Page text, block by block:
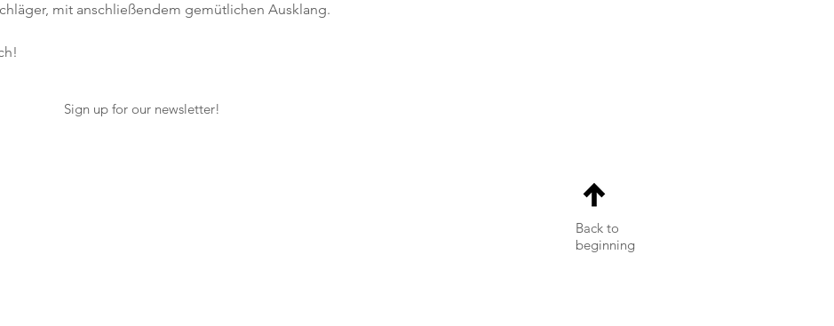
mit anschließendem gemütlichen Ausklang.
Sign up for our newsletter!
Back to
beginning